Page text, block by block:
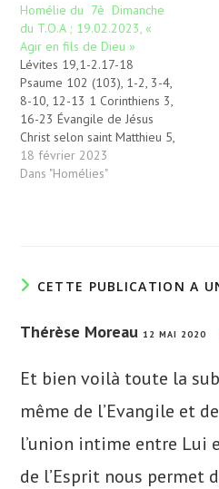
Homélie du 7è Dimanche
du T.O.A ; 19.02.2023, «
Agir en fils de Dieu »
Lévites 19,1-2.17-18
Psaume 102 (103), 1-2, 3-4,
8-10, 12-13 1 Corinthiens 3,
16-23 Évangile de Jésus
Christ selon saint Matthieu 5,
38-48 « Agir en fils de Dieu
» « Eh bien ! Moi, je vous dis
18 février 2023
Dans "Homélies"
CETTE PUBLICATION A
Thérèse Moreau 12 MAI 2020
Et bien voilà toute la
même de l’Evangile et
l’union intime entre Lui
de l’Esprit nous permet